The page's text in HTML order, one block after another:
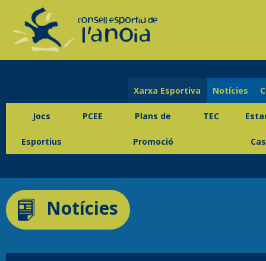
Xarxa Esportiva Notícies
Jocs
Esportius
PCEE Plans de
Promoció
TEC
Notícies